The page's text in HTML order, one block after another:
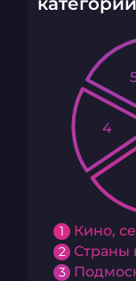
1 Кино,
2 Страны
3
4